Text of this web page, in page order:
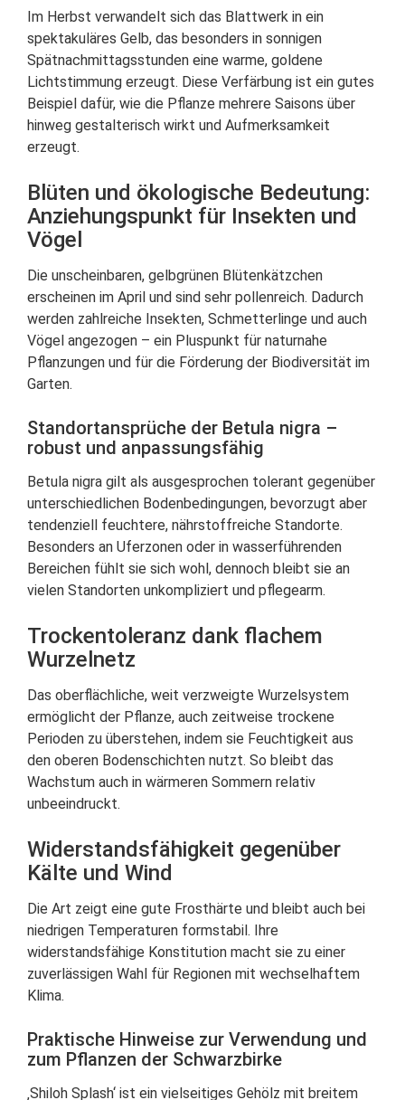
Im Herbst verwandelt sich das Blattwerk in ein
spektakuläres Gelb, das besonders in sonnigen
Spätnachmittagsstunden eine warme, goldene
Lichtstimmung erzeugt. Diese Verfärbung ist ein gutes
Beispiel dafür, wie die Pflanze mehrere Saisons über
hinweg gestalterisch wirkt und Aufmerksamkeit
erzeugt.
Blüten und ökologische Bedeutung:
Anziehungspunkt für Insekten und
Vögel
Die unscheinbaren, gelbgrünen Blütenkätzchen
erscheinen im April und sind sehr pollenreich. Dadurch
werden zahlreiche Insekten, Schmetterlinge und auch
Vögel angezogen – ein Pluspunkt für naturnahe
Pflanzungen und für die Förderung der Biodiversität im
Garten.
Standortansprüche der Betula nigra –
robust und anpassungsfähig
Betula nigra gilt als ausgesprochen tolerant gegenüber
unterschiedlichen Bodenbedingungen, bevorzugt aber
tendenziell feuchtere, nährstoffreiche Standorte.
Besonders an Uferzonen oder in wasserführenden
Bereichen fühlt sie sich wohl, dennoch bleibt sie an
vielen Standorten unkompliziert und pflegearm.
Trockentoleranz dank flachem
Wurzelnetz
Das oberflächliche, weit verzweigte Wurzelsystem
ermöglicht der Pflanze, auch zeitweise trockene
Perioden zu überstehen, indem sie Feuchtigkeit aus
den oberen Bodenschichten nutzt. So bleibt das
Wachstum auch in wärmeren Sommern relativ
unbeeindruckt.
Widerstandsfähigkeit gegenüber
Kälte und Wind
Die Art zeigt eine gute Frosthärte und bleibt auch bei
niedrigen Temperaturen formstabil. Ihre
widerstandsfähige Konstitution macht sie zu einer
zuverlässigen Wahl für Regionen mit wechselhaftem
Klima.
Praktische Hinweise zur Verwendung und
zum Pflanzen der Schwarzbirke
‚Shiloh Splash‘ ist ein vielseitiges Gehölz mit breitem